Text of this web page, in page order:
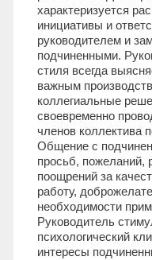
характеризуется
инициативы и
руководителем и
подчиненными.
стиля всегда
важным
коллегиальные
своевременно
членов коллектива
Общение с
просьб, пожеланий,
поощрений за
работу,
необходимости
Руководитель
психологический
интересы